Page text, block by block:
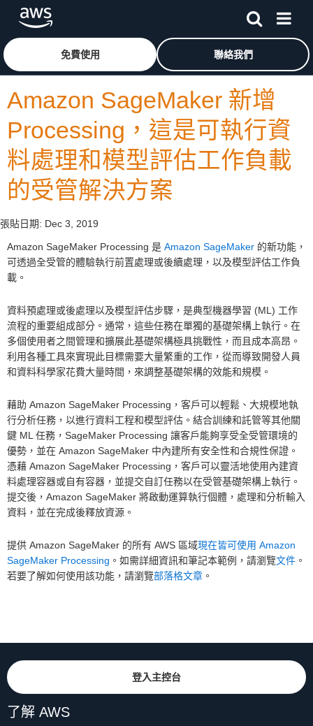
跳至主要內容按一下這裡可返回 Amazon Web Services 首頁
免費使用 聯絡我們
Amazon SageMaker 新增
Processing，這是可執行資
料處理和模型評估工作負載
的受管解決方案
張貼日期: Dec 3, 2019
Amazon SageMaker Processing 是 Amazon SageMaker 的新功能，
可透過全受管的體驗執行前置處理或後續處理，以及模型評估工作負
載。
資料預處理或後處理以及模型評估步驟，是典型機器學習 (ML) 工作
流程的重要組成部分。通常，這些任務在單獨的基礎架構上執行。在
多個使用者之間管理和擴展此基礎架構極具挑戰性，而且成本高昂。
利用各種工具來實現此目標需要大量繁重的工作，從而導致開發人員
和資料科學家花費大量時間，來調整基礎架構的效能和規模。
藉助 Amazon SageMaker Processing，客戶可以輕鬆、大規模地執
行分析任務，以進行資料工程和模型評估。結合訓練和託管等其他關
鍵 ML 任務，SageMaker Processing 讓客戶能夠享受全受管環境的
優勢，並在 Amazon SageMaker 中內建所有安全性和合規性保證。
憑藉 Amazon SageMaker Processing，客戶可以靈活地使用內建資
料處理容器或自有容器，並提交自訂任務以在受管基礎架構上執行。
提交後，Amazon SageMaker 將啟動運算執行個體，處理和分析輸入
資料，並在完成後釋放資源。
提供 Amazon SageMaker 的所有 AWS 區域現在皆可使用 Amazon
SageMaker Processing 。如需詳細資訊和筆記本範例，請瀏覽文件 。
若要了解如何使用該功能，請瀏覽部落格文章 。
登入主控台
了解 AWS